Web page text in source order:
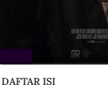
DAFTAR ISI